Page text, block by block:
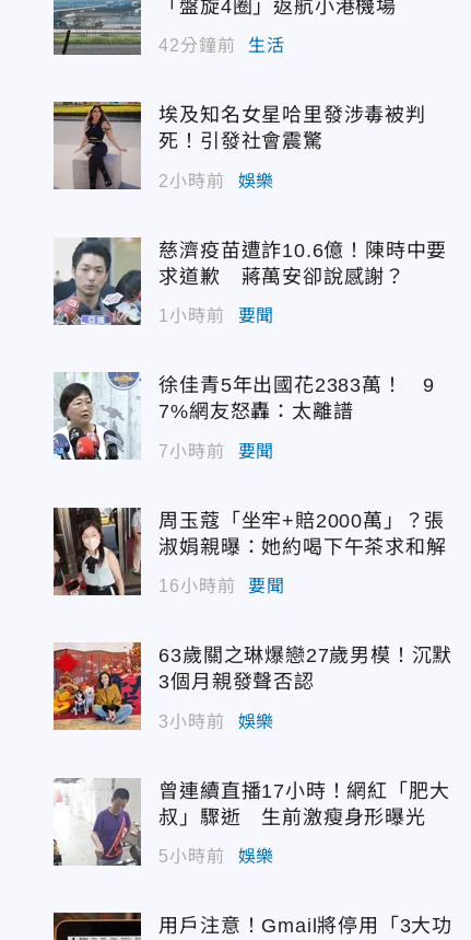
「盤旋4圈」返航小港機場
42分鐘前 生活
埃及知名女星哈里發涉毒被判
死！引發社會震驚
2小時前 娛樂
慈濟疫苗遭詐10.6億！陳時中要
求道歉 蔣萬安卻說感謝？
1小時前 要聞
徐佳青5年出國花2383萬！ 9
7%網友怒轟：太離譜
7小時前 要聞
周玉蔻「坐牢+賠2000萬」？張
淑娟親曝：她約喝下午茶求和解
16小時前 要聞
63歲關之琳爆戀27歲男模！沉默
3個月親發聲否認
3小時前 娛樂
曾連續直播17小時！網紅「肥大
叔」驟逝 生前激瘦身形曝光
5小時前 娛樂
用戶注意！Gmail將停用「3大功